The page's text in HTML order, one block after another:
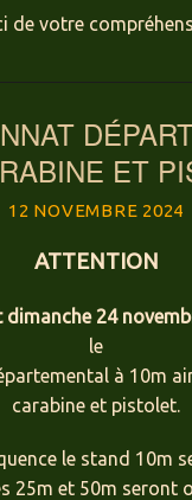
de votre
ET
12 NOVEMBRE 2024
ATTENTION
dimanche 24
le
à 10m
carabine et pistolet.
le stand 10m
25m et 50m seront